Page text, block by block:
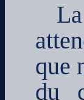
que
du